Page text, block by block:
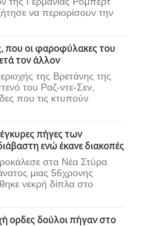
να περιορίσουν την
που οι φαροφύλακες του
τον άλλον
της Βρετάνης της
του Ραζ-ντε-Σεν,
που τις κτυπούν
πήγες των
ενώ έκανε διακοπές
στα Νέα Στύρα
μιας 56χρονης
νεκρή δίπλα στο
ορδες δούλοι πήγαν στο